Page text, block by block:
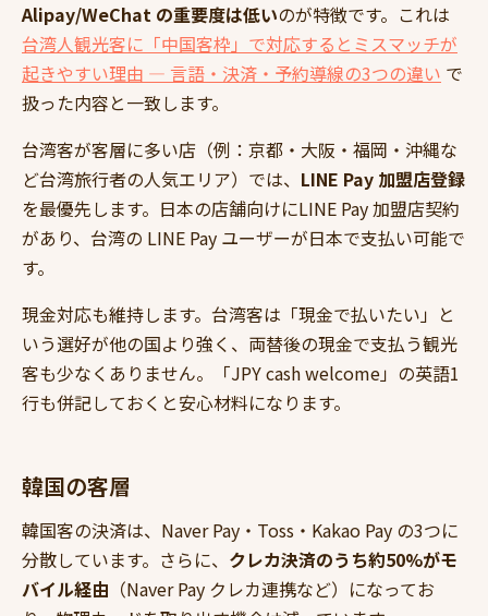
Alipay/WeChat の重要度は低いのが特徴です。これは
台湾人観光客に「中国客枠」で対応するとミスマッチが
起きやすい理由 — 言語・決済・予約導線の3つの違い で
扱った内容と一致します。
台湾客が客層に多い店（例：京都・大阪・福岡・沖縄な
ど台湾旅行者の人気エリア）では、 LINE Pay 加盟店登録
を最優先します。日本の店舗向けにLINE Pay 加盟店契約
があり、台湾の LINE Pay ユーザーが日本で支払い可能で
す。
現金対応も維持します。台湾客は「現金で払いたい」と
いう選好が他の国より強く、両替後の現金で支払う観光
客も少なくありません。「JPY cash welcome」の英語1
行も併記しておくと安心材料になります。
韓国の客層
韓国客の決済は、Naver Pay・Toss・Kakao Pay の3つに
分散しています。さらに、 クレカ決済のうち約50%がモ
バイル経由 （Naver Pay クレカ連携など）になってお